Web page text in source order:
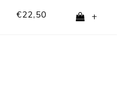
€22,50 +